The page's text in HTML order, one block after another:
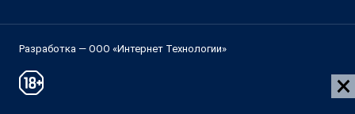
Разработка — ООО «Интернет Технологии»